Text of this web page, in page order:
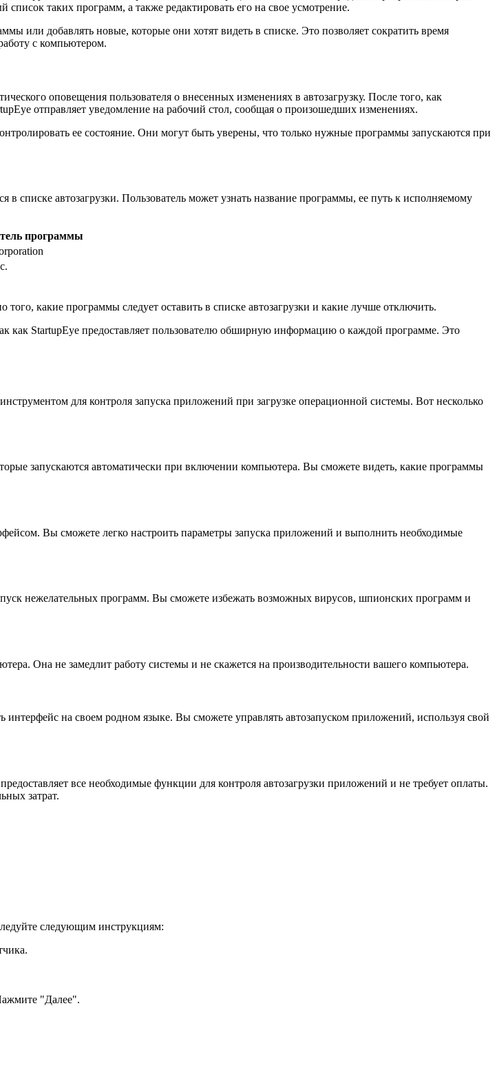
таких программ, а также редактировать его на свое усмотрение.
или добавлять новые, которые они хотят видеть в списке. Это позволяет сократить время
с компьютером.
оповещения пользователя о внесенных изменениях в автозагрузку. После того, как
отправляет уведомление на рабочий стол, сообщая о произошедших изменениях.
ее состояние. Они могут быть уверены, что только нужные программы запускаются при
списке автозагрузки. Пользователь может узнать название программы, ее путь к исполняемому
программы
какие программы следует оставить в списке автозагрузки и какие лучше отключить.
как StartupEye предоставляет пользователю обширную информацию о каждой программе. Это
для контроля запуска приложений при загрузке операционной системы. Вот несколько
запускаются автоматически при включении компьютера. Вы сможете видеть, какие программы
Вы сможете легко настроить параметры запуска приложений и выполнить необходимые
нежелательных программ. Вы сможете избежать возможных вирусов, шпионских программ и
Она не замедлит работу системы и не скажется на производительности вашего компьютера.
на своем родном языке. Вы сможете управлять автозапуском приложений, используя свой
все необходимые функции для контроля автозагрузки приложений и не требует оплаты.
затрат.
следующим инструкциям:
"Далее".